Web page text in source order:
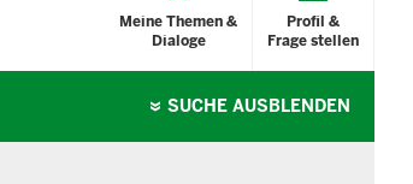
Profil &
Frage stellen
Meine Themen &
Dialoge
SUCHE AUSBLENDEN